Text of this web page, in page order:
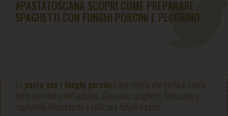
#PASTATOSCANA SCOPRI COME PREPARARE
SPAGHETTI CON FUNGHI PORCINI E PECORINO
La pasta con i funghi porcini è una ricetta che porta in tavola
tutto il profumo dell’autunno. Che siano spaghetti, fettuccine o
tagliatelle, l’importante è utilizzare funghi freschi.